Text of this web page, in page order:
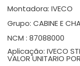
Montadora: IVECO
Grupo: CABINE E
NCM : 87088000
Aplicação: IVECO
VALOR UNITARIO